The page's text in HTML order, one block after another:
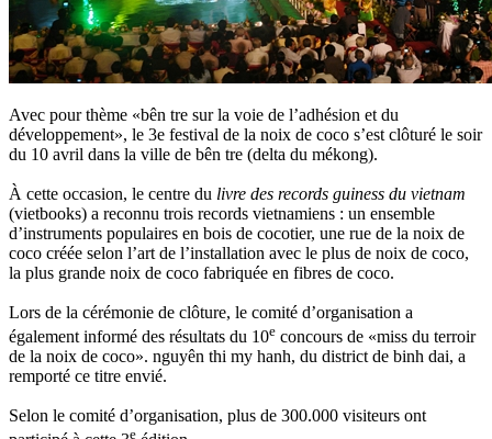
Avec pour thème «bên tre sur la voie de l’adhésion et du
développement», le 3e festival de la noix de coco s’est clôturé le soir
du 10 avril dans la ville de bên tre (delta du mékong).
À cette occasion, le centre du livre des records guiness du vietnam
(vietbooks) a reconnu trois records vietnamiens : un ensemble
d’instruments populaires en bois de cocotier, une rue de la noix de
coco créée selon l’art de l’installation avec le plus de noix de coco,
la plus grande noix de coco fabriquée en fibres de coco.
Lors de la cérémonie de clôture, le comité d’organisation a
également informé des résultats du 10e concours de «miss du terroir
de la noix de coco». nguyên thi my hanh, du district de binh dai, a
remporté ce titre envié.
Selon le comité d’organisation, plus de 300.000 visiteurs ont
e